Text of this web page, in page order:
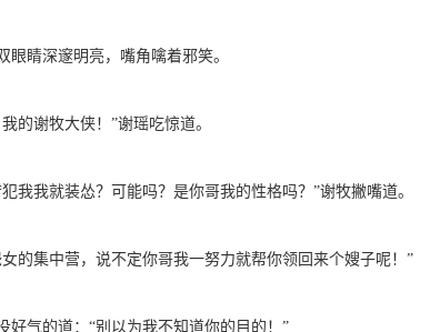
睛深邃明亮，嘴角噙着邪笑。
谢牧大侠！”谢瑶吃惊道。
我就装怂？可能吗？是你哥我的性格吗？”谢牧撇嘴道。
集中营，说不定你哥我一努力就帮你领回来个嫂子呢！”
气的道：“别以为我不知道你的目的！”